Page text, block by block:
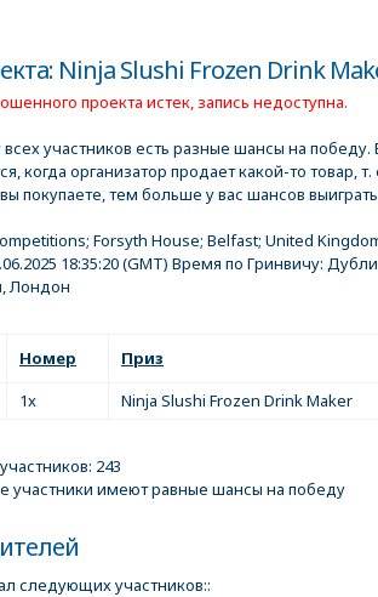
Ninja Slushi Frozen Drink
проекта истек, запись недоступна.
участников есть разные шансы на победу.
когда организатор продает какой-то товар,
покупаете, тем больше у вас шансов
Forsyth House; Belfast; United
18:35:20(GMT) Время по Гринвичу:
Лондон
Номер
Приз
1x Ninja Slushi Frozen Drink Maker
243
участники имеют равные шансы на победу
следующих участников::